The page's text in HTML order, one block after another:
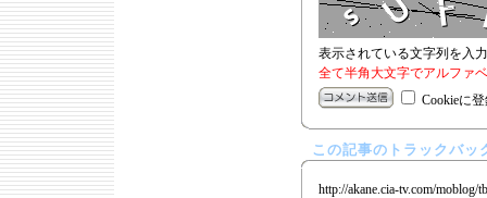
表示されている文字列を入
全て半角大文字でアルファ
Cookieに
この記事のトラックバッ
http://akane.cia-tv.com/moblog/